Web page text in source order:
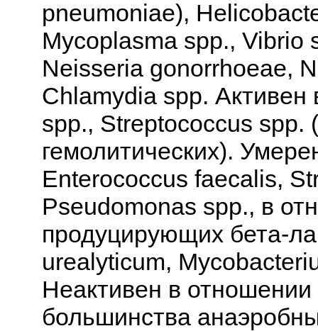
pneumoniae),
Mycoplasma spp., Vibrio
Neisseria gonorrhoeae,
Chlamydia spp.
spp., Streptococcus spp.
гемолитических).
Enterococcus faecalis,
Pseudomonas spp., в
продуцирующих бета-
urealyticum,
Неактивен в
большинства